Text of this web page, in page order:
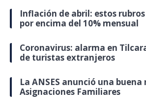
Inflación de abril: estos
por encima del 10% mensual
Coronavirus: alarma en
de turistas extranjeros
La ANSES anunció una
Asignaciones Familiares